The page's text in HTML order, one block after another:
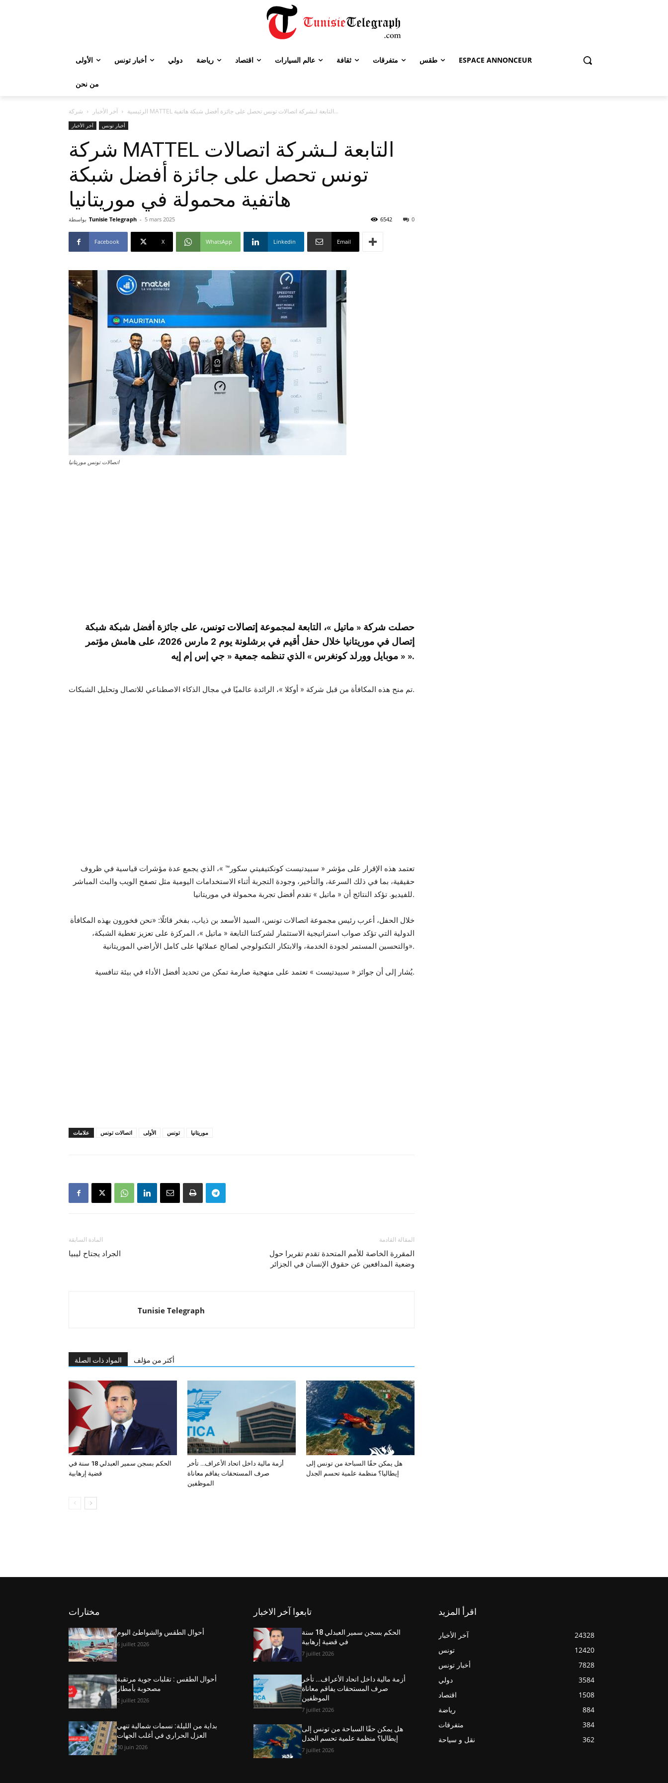
الأولى أخبار تونس دولي رياضة اقتصاد عالم السيارات ثقافة متفرقات طقس ESPACE ANNONCEUR
من نحن
الرئيسية آخر الأخبار شركة MATTEL التابعة لـشركة اتصالات تونس تحصل على جائزة أفضل شبكة هاتفية...
آخر الأخبار أخبار تونس
شركة MATTEL التابعة لـشركة اتصالات
تونس تحصل على جائزة أفضل شبكة
هاتفية محمولة في موريتانيا
بواسطة Tunisie Telegraph - 5 mars 2025 0
6542
Facebook X WhatsApp Linkedin Email
اتصالات تونس موريتانيا
حصلت شركة « ماتيل »، التابعة لمجموعة إتصالات تونس، على جائزة أفضل شبكة شبكة
إتصال في موريتانيا خلال حفل أقيم في برشلونة يوم 2 مارس 2026، على هامش مؤتمر
« موبايل وورلد كونغرس » الذي تنظمه جمعية « جي إس إم إيه ».
تم منح هذه المكافأة من قبل شركة « أوكلا »، الرائدة عالميًا في مجال الذكاء الاصطناعي للاتصال وتحليل الشبكات.
تعتمد هذه الإقرار على مؤشر « سبيدتيست كونكتيفيتي سكور™ »، الذي يجمع عدة مؤشرات قياسية في ظروف
حقيقية، بما في ذلك السرعة، والتأخير، وجودة التجربة أثناء الاستخدامات اليومية مثل تصفح الويب والبث المباشر
للفيديو. تؤكد النتائج أن « ماتيل » تقدم أفضل تجربة محمولة في موريتانيا.
خلال الحفل، أعرب رئيس مجموعة اتصالات تونس، السيد الأسعد بن ذياب، بفخر قائلًا: «نحن فخورون بهذه المكافأة
الدولية التي تؤكد صواب استراتيجية الاستثمار لشركتنا التابعة « ماتيل »، المركزة على تعزيز تغطية الشبكة،
والتحسين المستمر لجودة الخدمة، والابتكار التكنولوجي لصالح عملائها على كامل الأراضي الموريتانية».
يُشار إلى أن جوائز « سبيدتيست » تعتمد على منهجية صارمة تمكن من تحديد أفضل الأداء في بيئة تنافسية.
علامات اتصالات تونس الأولى تونس موريتانيا
المادة السابقة
الجراد يجتاح ليبيا
المقالة القادمة
المقررة الخاصة للأمم المتحدة تقدم تقريرا حول
وضعية المدافعين عن حقوق الإنسان في الجزائر
Tunisie Telegraph
المواد ذات الصلة أكثر من مؤلف
الحكم بسجن سمير العبدلي 18 سنة في
قضية إرهابية
أزمة مالية داخل اتحاد الأعراف… تأخر
صرف المستحقات يفاقم معاناة
الموظفين
هل يمكن حقًا السباحة من تونس إلى
إيطاليا؟ منظمة علمية تحسم الجدل
مختارات
أحوال الطقس والشواطئ اليوم
6 juillet 2026
أحوال الطقس : تقلبات جوية مرتقبة
مصحوبة بأمطار
2 juillet 2026
بداية من الليلة: نسمات شمالية تنهي
العزل الحراري في أغلب الجهات
30 juin 2026
تابعوا آخر الاخبار
الحكم بسجن سمير العبدلي 18 سنة
في قضية إرهابية
7 juillet 2026
أزمة مالية داخل اتحاد الأعراف… تأخر
صرف المستحقات يفاقم معاناة
الموظفين
7 juillet 2026
هل يمكن حقًا السباحة من تونس إلى
إيطاليا؟ منظمة علمية تحسم الجدل
7 juillet 2026
اقرأ المزيد
آخر الأخبار
24328
تونس
12420
أخبار تونس
7828
دولي
3584
اقتصاد
1508
رياضة
884
متفرقات
384
نقل و سياحة
362